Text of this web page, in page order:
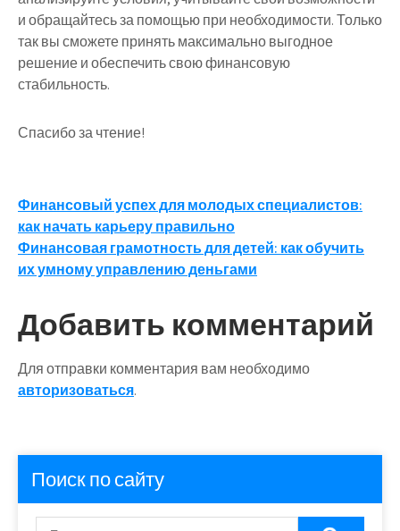
и обращайтесь за помощью при необходимости. Только
так вы сможете принять максимально выгодное
решение и обеспечить свою финансовую
стабильность.
Спасибо за чтение!
Навигация
по
записям
Финансовый успех для молодых специалистов:
как начать карьеру правильно
Финансовая грамотность для детей: как обучить
их умному управлению деньгами
Добавить комментарий
Для отправки комментария вам необходимо
авторизоваться.
Поиск по сайту